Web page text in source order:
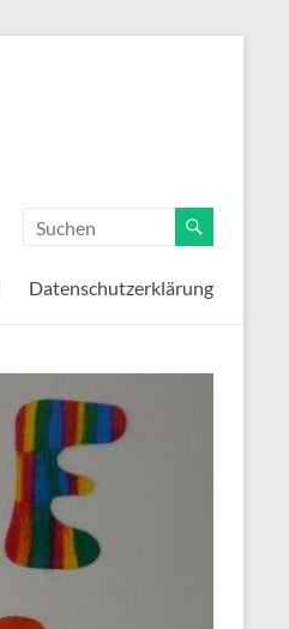
Datenschutzerklärung